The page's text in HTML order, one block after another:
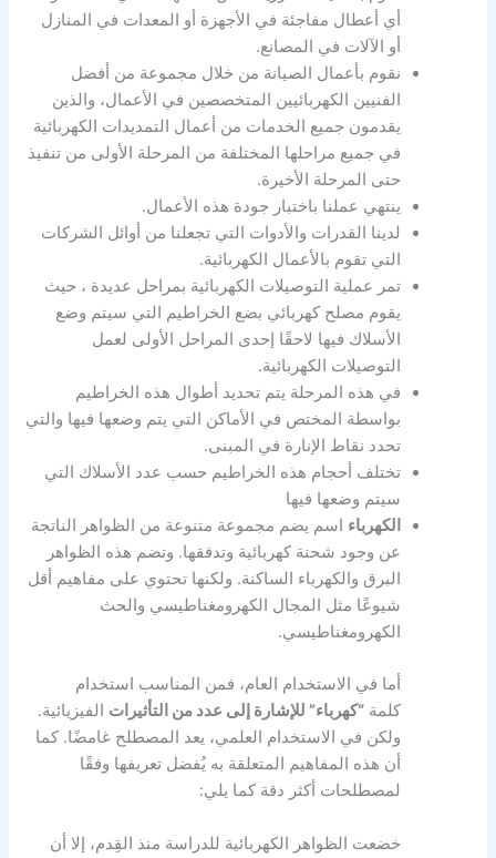
أي أعطال مفاجئة في الأجهزة أو المعدات في المنازل
أو الآلات في المصانع.
نقوم بأعمال الصيانة من خلال مجموعة من أفضل
الفنيين الكهربائيين المتخصصين في الأعمال، والذين
يقدمون جميع الخدمات من أعمال التمديدات الكهربائية
في جميع مراحلها المختلفة من المرحلة الأولى من تنفيذ
حتى المرحلة الأخيرة.
ينتهي عملنا باختبار جودة هذه الأعمال.
لدينا القدرات والأدوات التي تجعلنا من أوائل الشركات
التي تقوم بالأعمال الكهربائية.
تمر عملية التوصيلات الكهربائية بمراحل عديدة ، حيث
يقوم مصلح كهربائي بضع الخراطيم التي سيتم وضع
الأسلاك فيها لاحقًا إحدى المراحل الأولى لعمل
التوصيلات الكهربائية.
في هذه المرحلة يتم تحديد أطوال هذه الخراطيم
بواسطة المختص في الأماكن التي يتم وضعها فيها والتي
تحدد نقاط الإنارة في المبنى.
تختلف أحجام هذه الخراطيم حسب عدد الأسلاك التي
سيتم وضعها فيها
الكهرباء اسم يضم مجموعة متنوعة من الظواهر الناتجة
عن وجود شحنة كهربائية وتدفقها. وتضم هذه الظواهر
البرق والكهرباء الساكنة. ولكنها تحتوي على مفاهيم أقل
شيوعًا مثل المجال الكهرومغناطيسي والحث
الكهرومغناطيسي.
أما في الاستخدام العام، فمن المناسب استخدام
كلمة“كهرباء” للإشارة إلى عدد من التأثيرات الفيزيائية.
ولكن في الاستخدام العلمي، يعد المصطلح غامضًا. كما
أن هذه المفاهيم المتعلقة به يُفضل تعريفها وفقًا
لمصطلحات أكثر دقة كما يلي:
خضعت الظواهر الكهربائية للدراسة منذ القِدم، إلا أن